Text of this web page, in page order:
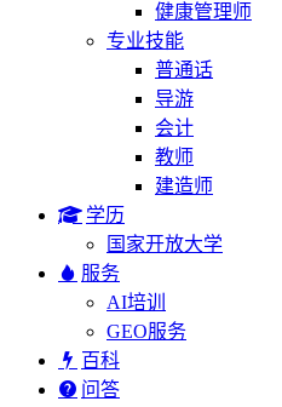
健康管理师
专业技能
普通话
导游
会计
教师
建造师
学历
国家开放大学
服务
AI培训
GEO服务
百科
问答